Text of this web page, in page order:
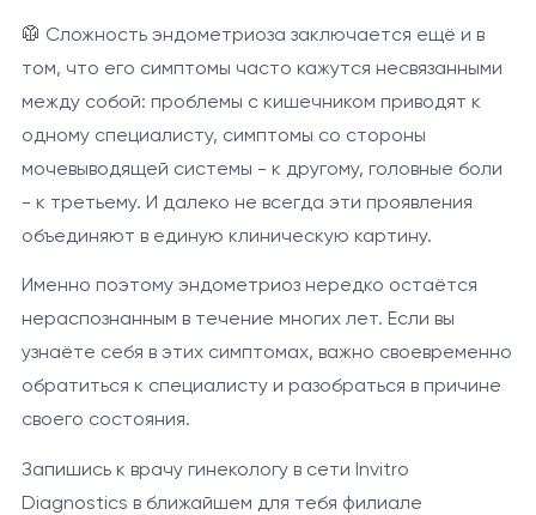
🥼 Сложность эндометриоза заключается ещё и в
том, что его симптомы часто кажутся несвязанными
между собой: проблемы с кишечником приводят к
одному специалисту, симптомы со стороны
мочевыводящей системы - к другому, головные боли
- к третьему. И далеко не всегда эти проявления
объединяют в единую клиническую картину.
Именно поэтому эндометриоз нередко остаётся
нераспознанным в течение многих лет. Если вы
узнаёте себя в этих симптомах, важно своевременно
обратиться к специалисту и разобраться в причине
своего состояния.
Запишись к врачу гинекологу в сети Invitro
Diagnostics в ближайшем для тебя филиале